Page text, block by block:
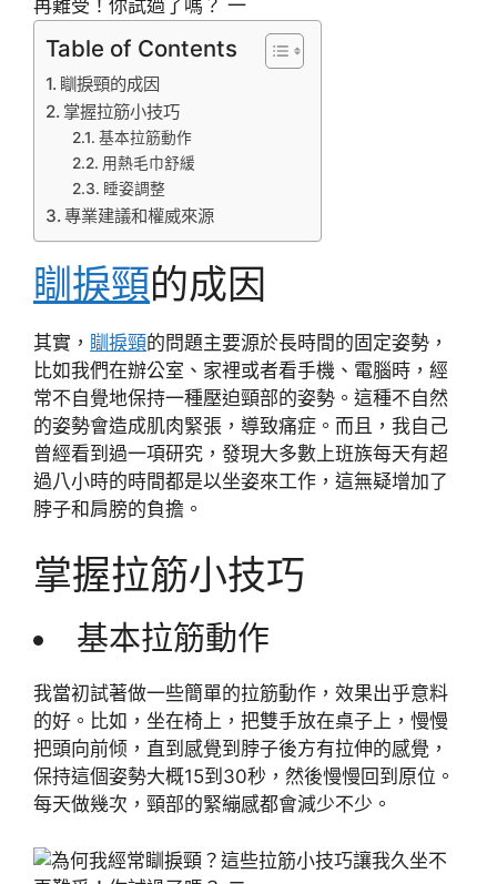
Table of Contents
瞓捩頸的成因
掌握拉筋小技巧
基本拉筋動作
用熱毛巾舒緩
睡姿調整
專業建議和權威來源
瞓捩頸的成因
其實， 瞓捩頸的問題主要源於長時間的固定姿勢，
比如我們在辦公室、家裡或者看手機、電腦時，經
常不自覺地保持一種壓迫頸部的姿勢。這種不自然
的姿勢會造成肌肉緊張，導致痛症。而且，我自己
曾經看到過一項研究，發現大多數上班族每天有超
過八小時的時間都是以坐姿來工作，這無疑增加了
脖子和肩膀的負擔。
掌握拉筋小技巧
基本拉筋動作
我當初試著做一些簡單的拉筋動作，效果出乎意料
的好。比如，坐在椅上，把雙手放在桌子上，慢慢
把頭向前倾，直到感覺到脖子後方有拉伸的感覺，
保持這個姿勢大概15到30秒，然後慢慢回到原位。
每天做幾次，頸部的緊繃感都會減少不少。